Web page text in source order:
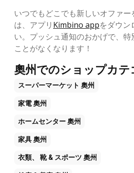
いつでもどこでも新しいオファ
は、アプリ Kimbino appをダウン
い。プッシュ通知のおかげで、
ことがなくなります！
奧州でのショップカテ
スーパーマーケット 奧州
家電奧州
ホームセンター奧州
家具奧州
衣類、 靴 & スポーツ 奧州